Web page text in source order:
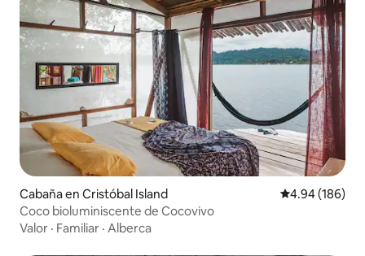
Cabaña en Cristóbal Island Calificación
4.94 (186)
Coco bioluminiscente de Cocovivo
Valor · Familiar · Alberca